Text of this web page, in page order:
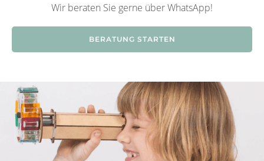
Wir beraten Sie gerne über WhatsApp!
BERATUNG STARTEN